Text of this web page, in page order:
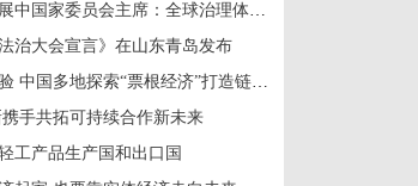
国际标准化组织发展中国家委员会主席：全球治理体系改革应共建共享
治大会宣言》在山东青岛发布
一张票根、多重体验 中国多地探索“票根经济”打造链式消费新场景
手共拓可持续合作新未来
工产品生产国和出口国